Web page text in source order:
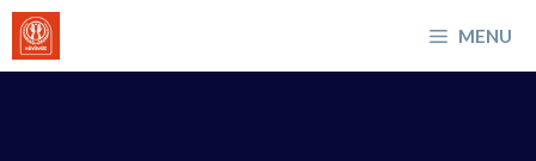
İçeriğe
atla
MENU